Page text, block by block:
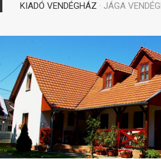
KIADÓ VENDÉGHÁZ · JÁGA